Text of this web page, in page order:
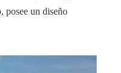
posee un diseño